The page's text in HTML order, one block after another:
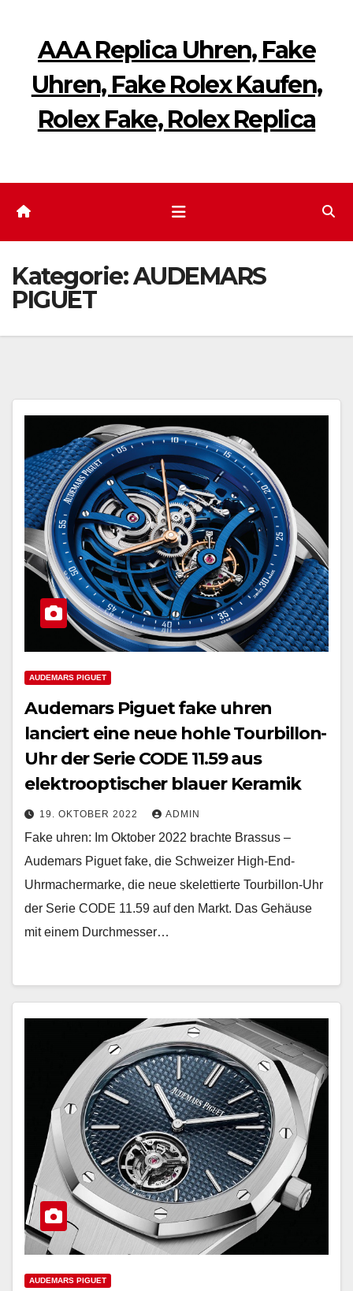
springenAAA Replica Uhren, Fake
Uhren, Fake Rolex Kaufen,
Rolex Fake, Rolex Replica
Kategorie:AUDEMARS
PIGUET
AUDEMARS PIGUET
Audemars Piguet fake uhren
lanciert eine neue hohle Tourbillon-
Uhr der Serie CODE 11.59 aus
elektrooptischer blauer Keramik
19. OKTOBER 2022 ADMIN
Fake uhren: Im Oktober 2022 brachte Brassus –
Audemars Piguet fake, die Schweizer High-End-
Uhrmachermarke, die neue skelettierte Tourbillon-Uhr
der Serie CODE 11.59 auf den Markt. Das Gehäuse
mit einem Durchmesser…
AUDEMARS PIGUET